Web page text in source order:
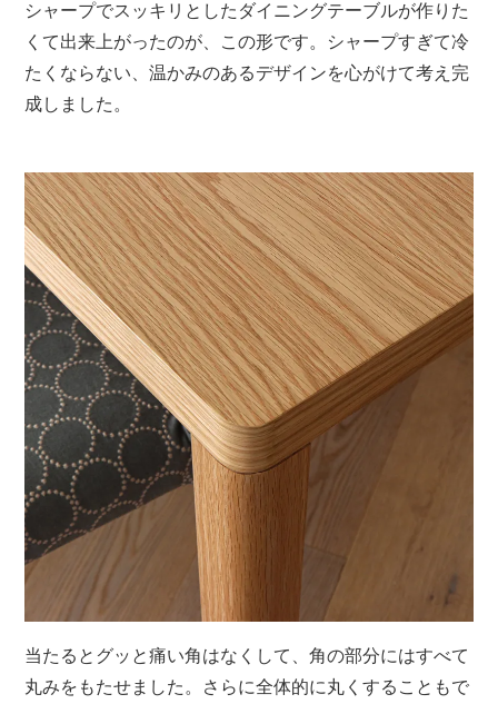
シャープでスッキリとしたダイニングテーブルが作りた
くて出来上がったのが、この形です。シャープすぎて冷
たくならない、温かみのあるデザインを心がけて考え完
成しました。
当たるとグッと痛い角はなくして、角の部分にはすべて
丸みをもたせました。さらに全体的に丸くすることもで